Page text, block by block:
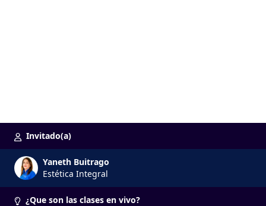
Invitado(a)
Yaneth Buitrago
Estética Integral
¿Que son las clases en vivo?